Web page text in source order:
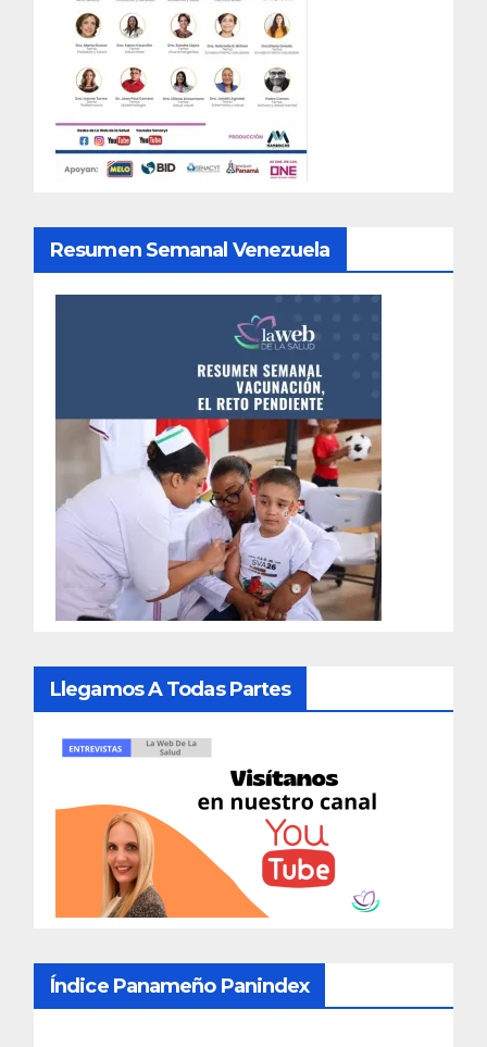
Resumen Semanal Venezuela
Llegamos A Todas Partes
Índice Panameño Panindex